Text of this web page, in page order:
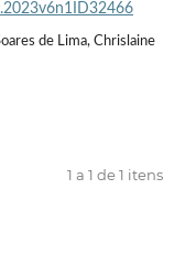
de Lima, Chrislaine
1 a 1 de 1 itens